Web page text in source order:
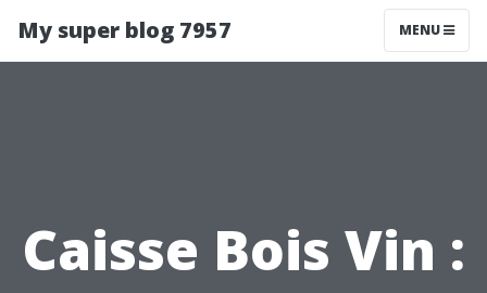
My super blog 7957 MENU
Caisse Bois Vin :